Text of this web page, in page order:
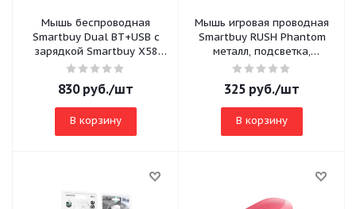
Мышь беспроводная
Smartbuy Dual BT+USB с
зарядкой Smartbuy X58
графит (SBM758DG)
830руб./шт
В корзину
Мышь игровая проводная
Smartbuy RUSH Phantom
металл, подсветка,
800/1200/1600 DPI
325 руб./шт
В корзину